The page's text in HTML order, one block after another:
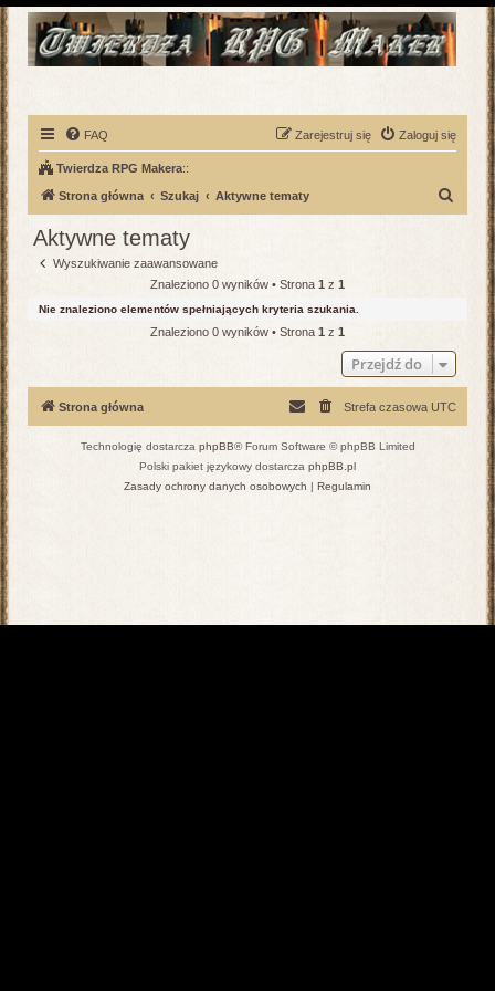
FAQ Zaloguj się
Zarejestruj się
Twierdza RPG Makera::
Strona główna Szukaj Aktywne tematy
Aktywne tematy
Wyszukiwanie zaawansowane
Znaleziono 0 wyników • Strona 1 z 1
Nie znaleziono elementów spełniających kryteria szukania.
Znaleziono 0 wyników • Strona 1 z 1
Przejdź do
Strona główna Strefa czasowa UTC
Technologię dostarcza phpBB® Forum Software © phpBB Limited
Polski pakiet językowy dostarcza phpBB.pl
Zasady ochrony danych osobowych | Regulamin